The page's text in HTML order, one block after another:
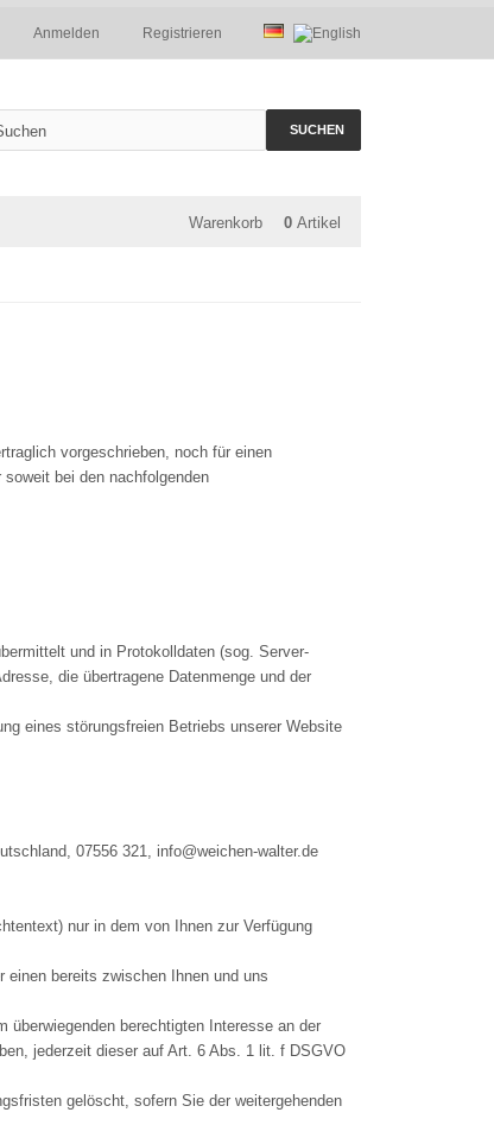
Registrieren
Anmelden
SUCHEN
Warenkorb 0 Artikel
vorgeschrieben, noch für einen
bei den nachfolgenden
und in Protokolldaten (sog. Server-
die übertragene Datenmenge und der
eines störungsfreien Betriebs unserer Website
07556 321, info@weichen-walter.de
nur in dem von Ihnen zur Verfügung
einen bereits zwischen Ihnen und uns
überwiegenden berechtigten Interesse an der
jederzeit dieser auf Art. 6 Abs. 1 lit. f DSGVO
gelöscht, sofern Sie der weitergehenden